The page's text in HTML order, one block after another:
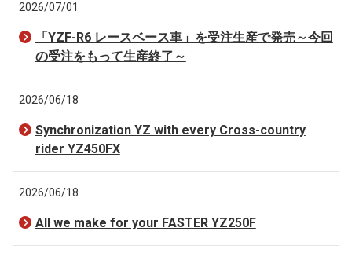
2026/07/01
「YZF-R6 レースベース車」を受注生産で発売～今回
の受注をもって生産終了～
2026/06/18
Synchronization YZ with every Cross-country
rider YZ450FX
2026/06/18
All we make for your FASTER YZ250F